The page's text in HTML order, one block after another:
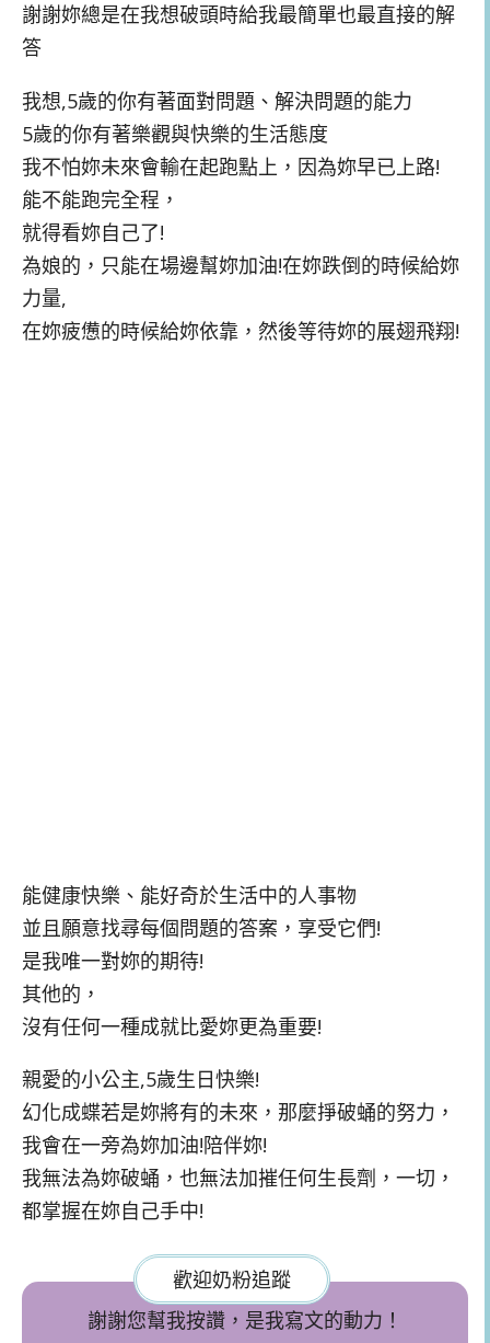
謝謝妳總是在我想破頭時給我最簡單也最直接的解
答
我想,5歲的你有著面對問題、解決問題的能力
5歲的你有著樂觀與快樂的生活態度
我不怕妳未來會輸在起跑點上，因為妳早已上路!
能不能跑完全程，
就得看妳自己了!
為娘的，只能在場邊幫妳加油!在妳跌倒的時候給妳
力量,
在妳疲憊的時候給妳依靠，然後等待妳的展翅飛翔!
能健康快樂、能好奇於生活中的人事物
並且願意找尋每個問題的答案，享受它們!
是我唯一對妳的期待!
其他的，
沒有任何一種成就比愛妳更為重要!
親愛的小公主,5歲生日快樂!
幻化成蝶若是妳將有的未來，那麼掙破蛹的努力，
我會在一旁為妳加油!陪伴妳!
我無法為妳破蛹，也無法加摧任何生長劑，一切，
都掌握在妳自己手中!
歡迎奶粉追蹤
謝謝您幫我按讚，是我寫文的動力！